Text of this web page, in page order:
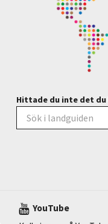
Hittade du inte det
YouTube